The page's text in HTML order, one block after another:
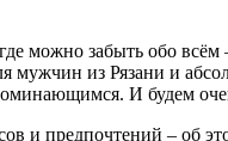
можно забыть обо
мужчин из Рязани и
И будем
и предпочтений – об